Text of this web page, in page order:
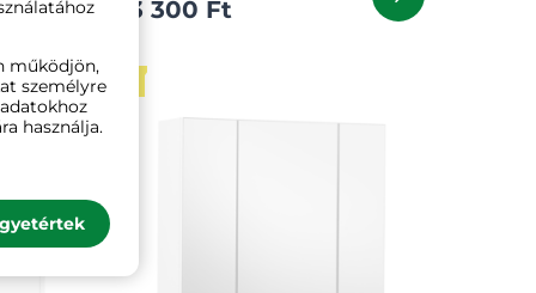
23 300 Ft
működjön,
személyre
használja.